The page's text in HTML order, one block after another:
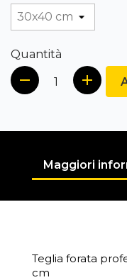
Quantità
Maggiori
Teglia forata
cm